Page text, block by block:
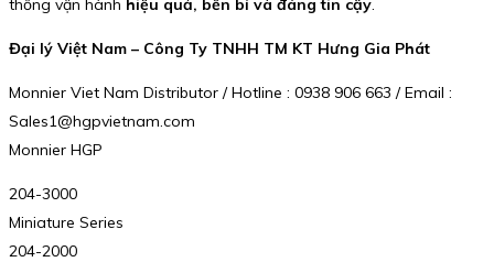
thống vận hành hiệu quả, bền bỉ và đáng tin cậy.
Đại lý Việt Nam – Công Ty TNHH TM KT Hưng Gia Phát
Monnier Viet Nam Distributor / Hotline : 0938 906 663 / Email :
Sales1@hgpvietnam.com
Monnier HGP
204-3000
Miniature Series
204-2000